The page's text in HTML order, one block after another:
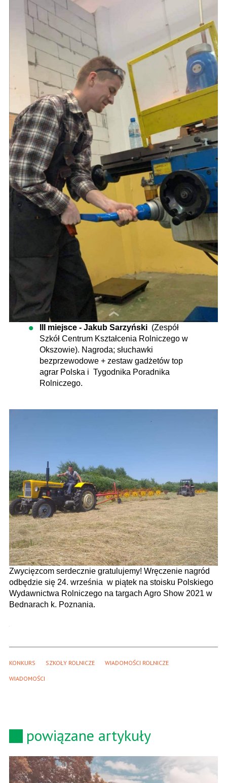
III miejsce - Jakub Sarzyński (Zespół
Szkół Centrum Kształcenia Rolniczego w
Okszowie). Nagroda; słuchawki
bezprzewodowe + zestaw gadżetów top
agrar Polska i Tygodnika Poradnika
Rolniczego.
Zwycięzcom serdecznie gratulujemy! Wręczenie nagród
odbędzie się 24. września w piątek na stoisku Polskiego
Wydawnictwa Rolniczego na targach Agro Show 2021 w
Bednarach k. Poznania.
KONKURS SZKOŁY ROLNICZE WIADOMOŚCI ROLNICZE
WIADOMOŚCI
powiązane artykuły